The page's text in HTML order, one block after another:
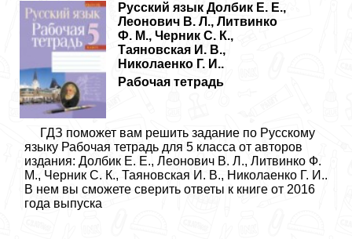
Русский язык Долбик Е. Е.,
Леонович В. Л., Литвинко
Ф. М., Черник С. К.,
Таяновская И. В.,
Николаенко Г. И..
Рабочая тетрадь
ГДЗ поможет вам решить задание по Русскому
языку Рабочая тетрадь для 5 класса от авторов
издания: Долбик Е. Е., Леонович В. Л., Литвинко Ф.
М., Черник С. К., Таяновская И. В., Николаенко Г. И..
В нем вы сможете сверить ответы к книге от 2016
года выпуска